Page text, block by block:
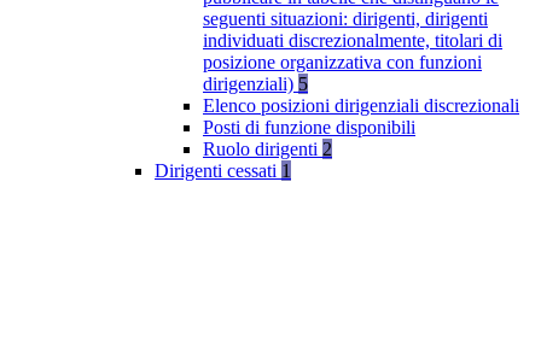
seguenti situazioni: dirigenti, dirigenti
individuati discrezionalmente, titolari di
posizione organizzativa con funzioni
dirigenziali) 5
Elenco posizioni dirigenziali discrezionali
Posti di funzione disponibili
Ruolo dirigenti 2
Dirigenti cessati 1